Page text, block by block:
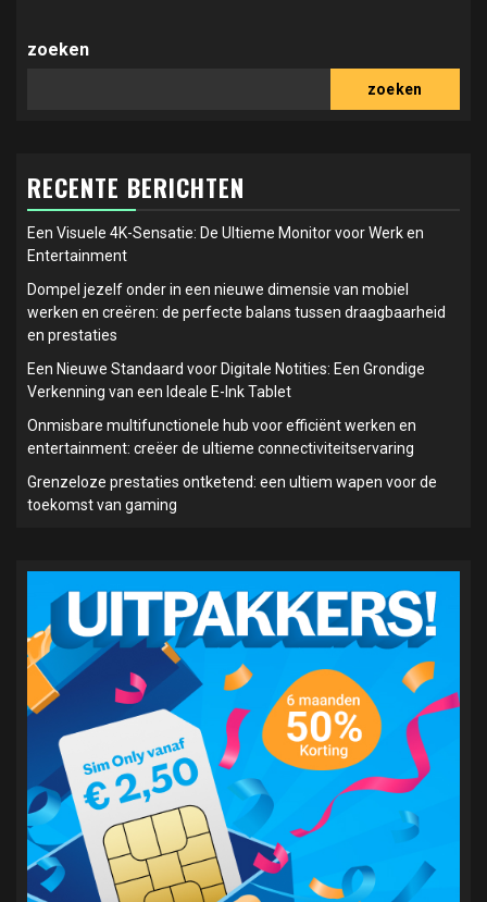
zoeken
zoeken
RECENTE BERICHTEN
Een Visuele 4K-Sensatie: De Ultieme Monitor voor Werk en
Entertainment
Dompel jezelf onder in een nieuwe dimensie van mobiel
werken en creëren: de perfecte balans tussen draagbaarheid
en prestaties
Een Nieuwe Standaard voor Digitale Notities: Een Grondige
Verkenning van een Ideale E-Ink Tablet
Onmisbare multifunctionele hub voor efficiënt werken en
entertainment: creëer de ultieme connectiviteitservaring
Grenzeloze prestaties ontketend: een ultiem wapen voor de
toekomst van gaming